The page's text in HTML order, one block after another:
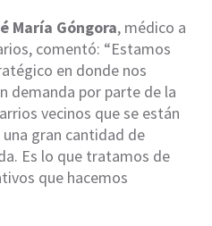
María Góngora, médico a
comentó: “Estamos
en donde nos
demanda por parte de la
vecinos que se están
gran cantidad de
Es lo que tratamos de
que hacemos